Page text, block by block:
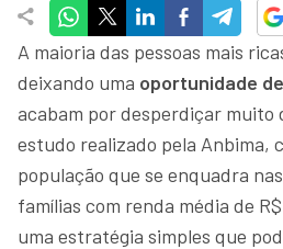
A maioria das pessoas mais
deixando uma oportunidade de
acabam por desperdiçar muito
estudo realizado pela Anbima,
população que se enquadra
famílias com renda média de
uma estratégia simples que